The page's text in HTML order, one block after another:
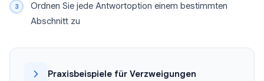
Ordnen Sie jede Antwortoption einem bestimmten
Abschnitt zu
Praxisbeispiele für Verzweigungen